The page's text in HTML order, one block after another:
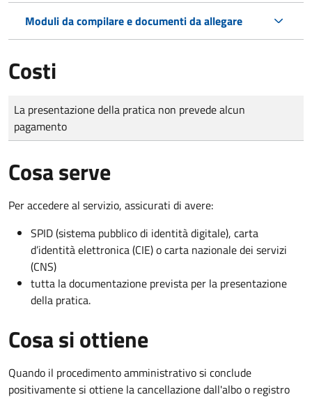
Moduli da compilare e documenti da allegare
Costi
Tipo di pagamento
Importo
La presentazione della pratica non prevede alcun
pagamento
Cosa serve
Per accedere al servizio, assicurati di avere:
SPID (sistema pubblico di identità digitale), carta
d’identità elettronica (CIE) o carta nazionale dei servizi
(CNS)
tutta la documentazione prevista per la presentazione
della pratica.
Cosa si ottiene
Quando il procedimento amministrativo si conclude
positivamente si ottiene la cancellazione dall'albo o registro